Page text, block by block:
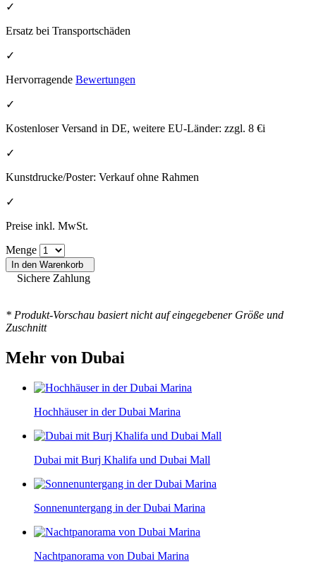
✓
Ersatz bei Transportschäden
✓
Hervorragende Bewertungen
✓
Kostenloser Versand in DE, weitere EU-Länder: zzgl. 8 €i
✓
Kunstdrucke/Poster: Verkauf ohne Rahmen
✓
Preise inkl. MwSt.
Menge
In den Warenkorb
Sichere Zahlung
* Produkt-Vorschau basiert nicht auf eingegebener Größe und
Zuschnitt
Mehr von Dubai
Hochhäuser in der Dubai Marina
Dubai mit Burj Khalifa und Dubai Mall
Sonnenuntergang in der Dubai Marina
Nachtpanorama von Dubai Marina